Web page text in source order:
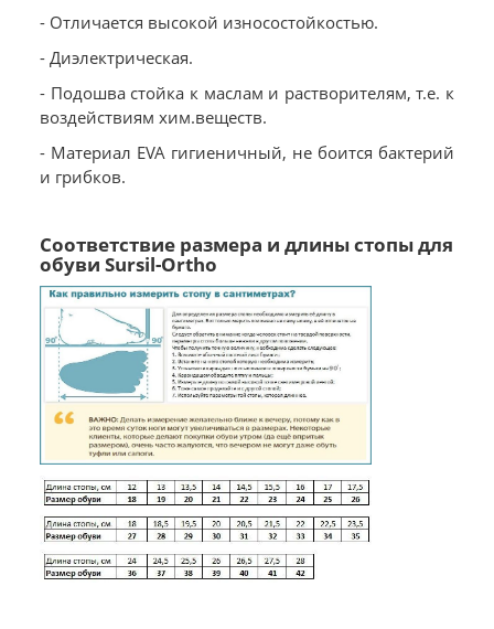
- Отличается высокой износостойкостью.
- Диэлектрическая.
- Подошва стойка к маслам и растворителям, т.е. к
воздействиям хим.веществ.
- Материал EVA гигиеничный, не боится бактерий
и грибков.
Соответствие размера и длины стопы для
обуви Sursil-Ortho